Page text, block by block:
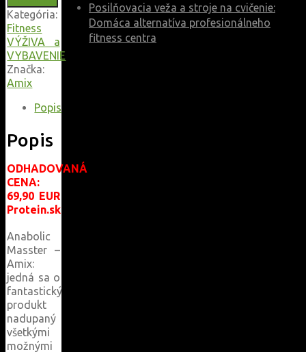
Kategória:
Fitness
VÝŽIVA a
VYBAVENIE
Značka:
Amix
Popis
Popis
ODHADOVANÁ
CENA:
69,90 EUR
Protein.sk
Anabolic
Masster –
Amix:
jedná sa o
fantastický
produkt
nadupaný
všetkými
možnými
Posilňovacia veža a stroje na cvičenie:
Domáca alternatíva profesionálneho
fitness centra